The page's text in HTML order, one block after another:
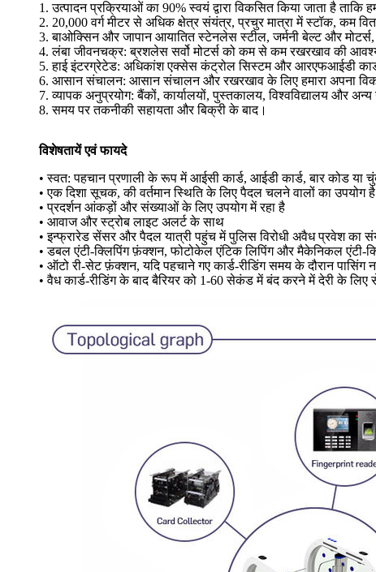
1. उत्पादन प्रक्रियाओं का 90% स्वयं द्वारा विकसित किया जाता है
2. 20,000 वर्ग मीटर से अधिक क्षेत्र संयंत्र, प्रचुर मात्रा में स्टॉक, कम
3. बाओक्सिन और जापान आयातित स्टेनलेस स्टील, जर्मनी बेल्ट और
4. लंबा जीवनचक्र: ब्रशलेस सर्वो मोटर्स को कम से कम रखरखाव की
5. हाई इंटरग्रेटेड: अधिकांश एक्सेस कंट्रोल सिस्टम और आरएफआईडी
6. आसान संचालन: आसान संचालन और रखरखाव के लिए हमारा अपना
7. व्यापक अनुप्रयोग: बैंकों, कार्यालयों, पुस्तकालय, विश्वविद्यालय और
8. समय पर तकनीकी सहायता और बिक्री के बाद।
विशेषतायें एवं फायदे
• स्वत: पहचान प्रणाली के रूप में आईसी कार्ड, आईडी कार्ड, बार कोड या
• एक दिशा सूचक, की वर्तमान स्थिति के लिए पैदल चलने वालों का उपयोग
• प्रदर्शन आंकड़ों और संख्याओं के लिए उपयोग में रहा है
• आवाज और स्ट्रोब लाइट अलर्ट के साथ
• इन्फ्रारेड सेंसर और पैदल यात्री पहुंच में पुलिस विरोधी अवैध प्रवेश का
• डबल एंटी-क्लिपिंग फ़ंक्शन, फोटोकेल एंटिक लिपिंग और मैकेनिकल एंटी-
• ऑटो री-सेट फ़ंक्शन, यदि पहचाने गए कार्ड-रीडिंग समय के दौरान पासिंग
• वैध कार्ड-रीडिंग के बाद बैरियर को 1-60 सेकंड में बंद करने में देरी के